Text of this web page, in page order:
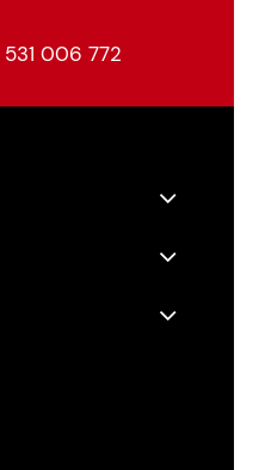
531 006 772